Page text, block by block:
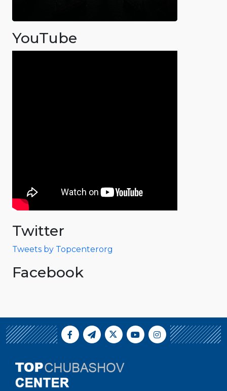
YouTube
Twitter
Tweets by Topcenterorg
Facebook